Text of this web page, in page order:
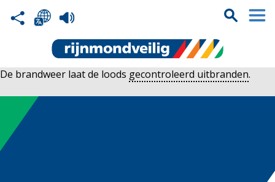
De brandweer laat de loods gecontroleerd uitbranden.